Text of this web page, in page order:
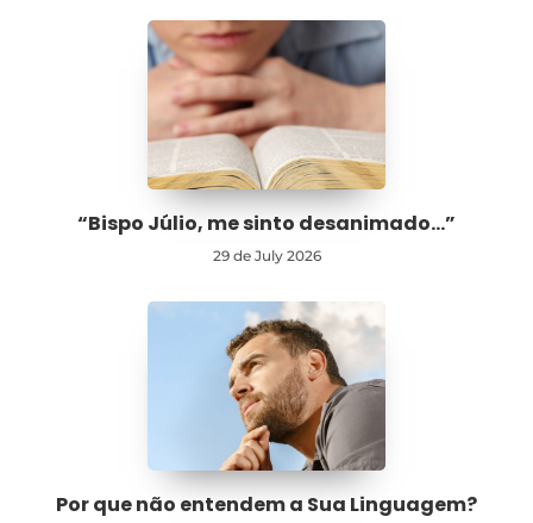
“Bispo Júlio, me sinto desanimado…”
29 de July 2026
Por que não entendem a Sua Linguagem?